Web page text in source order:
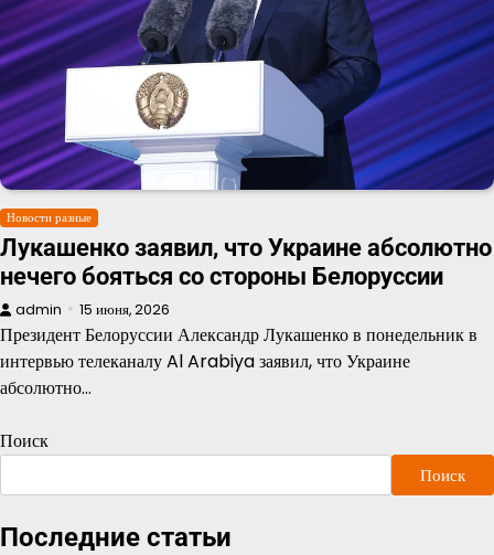
Новости разные
Лукашенко заявил, что Украине абсолютно
нечего бояться со стороны Белоруссии
admin 15 июня, 2026
Президент Белоруссии Александр Лукашенко в понедельник в
интервью телеканалу Al Arabiya заявил, что Украине
абсолютно…
Поиск
Поиск
Последние статьи